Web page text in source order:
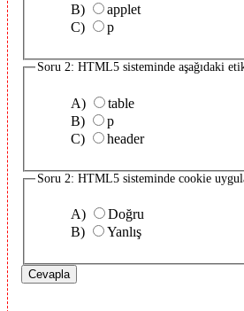
B)
applet
C)
p
Soru 2: HTML5 sisteminde aşağıdaki
A)
table
B)
p
C)
header
Soru 2: HTML5 sisteminde cookie
A)
Doğru
B)
Yanlış